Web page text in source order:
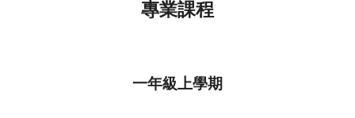
專業課程
一年級上學期